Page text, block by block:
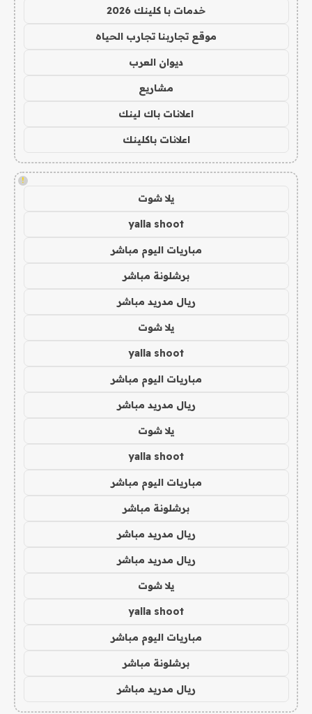
خدمات با كلينك 2026
موقع تجاربنا تجارب الحياه
ديوان العرب
مشاريع
اعلانات باك لينك
اعلانات باكلينك
!
يلا شوت
yalla shoot
مباريات اليوم مباشر
برشلونة مباشر
ريال مدريد مباشر
يلا شوت
yalla shoot
مباريات اليوم مباشر
ريال مدريد مباشر
يلا شوت
yalla shoot
مباريات اليوم مباشر
برشلونة مباشر
ريال مدريد مباشر
ريال مدريد مباشر
يلا شوت
yalla shoot
مباريات اليوم مباشر
برشلونة مباشر
ريال مدريد مباشر